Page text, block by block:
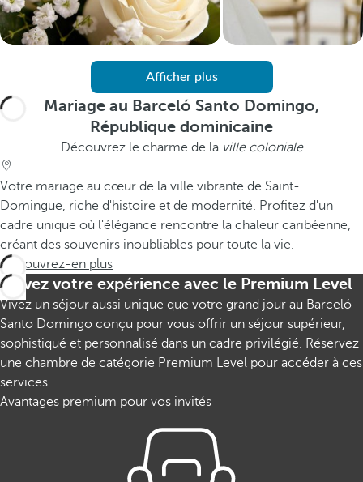
Afficher plus
Mariage au Barceló Santo Domingo,
République dominicaine
Découvrez le charme de la ville coloniale
Votre mariage au cœur de la ville vibrante de Saint-
Domingue, riche d'histoire et de modernité. Profitez d'un
cadre unique où l'élégance rencontre la chaleur caribéenne,
créant des souvenirs inoubliables pour toute la vie.
Découvrez-en plus
Élevez votre expérience avec le Premium Level
Vivez un séjour aussi unique que votre grand jour au Barceló
Santo Domingo conçu pour vous offrir un séjour supérieur,
sophistiqué et personnalisé dans un cadre privilégié. Réservez
une chambre de catégorie Premium Level pour accéder à ces
services.
Avantages premium pour vos invités